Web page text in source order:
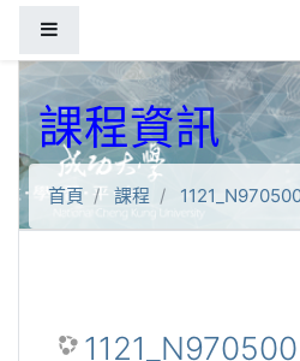
課程資訊
首頁 課程